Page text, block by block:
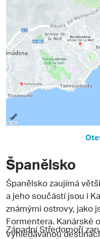
Španělsko
Španělskozaujímá
a jeho součástí jsou i
známými ostrovy, jako
Formentera. Kanárské
vyhledávanou
Západní Středomoří